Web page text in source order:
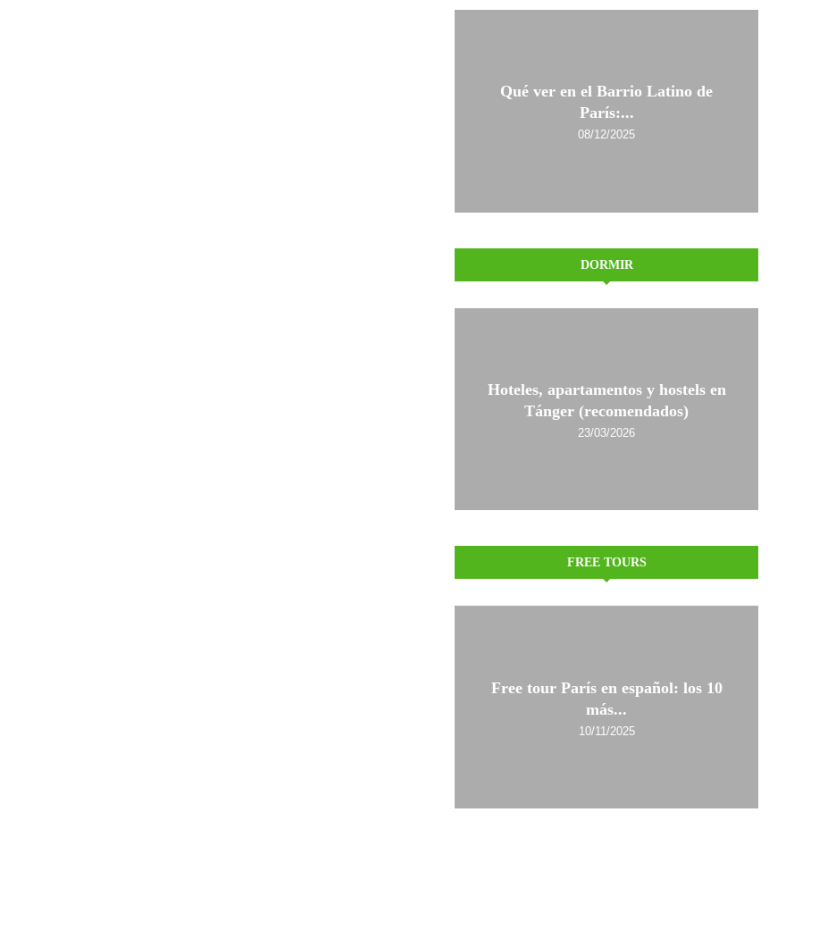
Qué ver en el Barrio Latino de
París:...
08/12/2025
DORMIR
Hoteles, apartamentos y hostels en
Tánger (recomendados)
23/03/2026
FREE TOURS
Free tour París en español: los 10
más...
10/11/2025